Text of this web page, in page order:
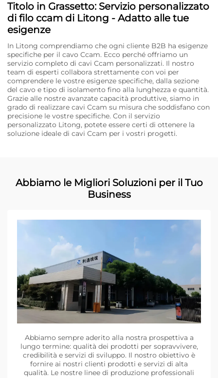
Titolo in Grassetto: Servizio personalizzato
di filo ccam di Litong - Adatto alle tue
esigenze
In Litong comprendiamo che ogni cliente B2B ha esigenze
specifiche per il cavo Ccam. Ecco perché offriamo un
servizio completo di cavi Ccam personalizzati. Il nostro
team di esperti collabora strettamente con voi per
comprendere le vostre esigenze specifiche, dalla sezione
del cavo e tipo di isolamento fino alla lunghezza e quantità.
Grazie alle nostre avanzate capacità produttive, siamo in
grado di realizzare cavi Ccam su misura che soddisfano con
precisione le vostre specifiche. Con il servizio
personalizzato Litong, potete essere certi di ottenere la
soluzione ideale di cavi Ccam per i vostri progetti.
Abbiamo le Migliori Soluzioni per il Tuo
Business
Abbiamo sempre aderito alla nostra prospettiva a
lungo termine: qualità dei prodotti per sopravvivere,
credibilità e servizi di sviluppo. Il nostro obiettivo è
fornire ai nostri clienti prodotti e servizi di alta
qualità. Le nostre linee di produzione professionali